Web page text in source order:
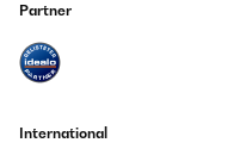
Partner
International